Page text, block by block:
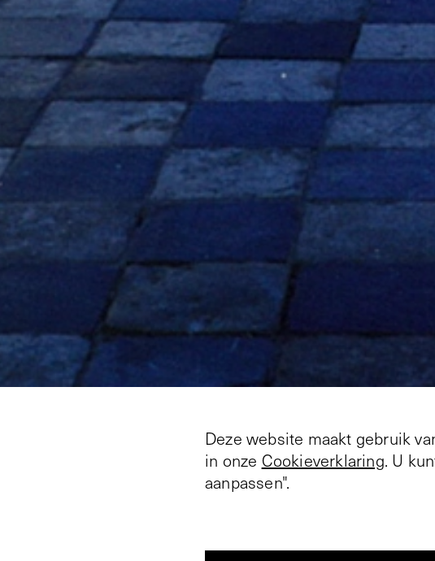
Deze website maakt gebruik
in onze Cookieverklaring. U
aanpassen".
Jeffrey Vallance onderzoekt